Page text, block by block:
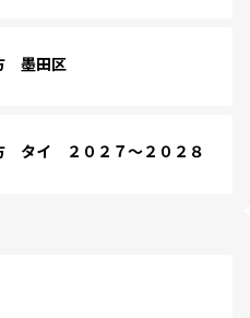
墨田区
タイ ２０２７～２０２８